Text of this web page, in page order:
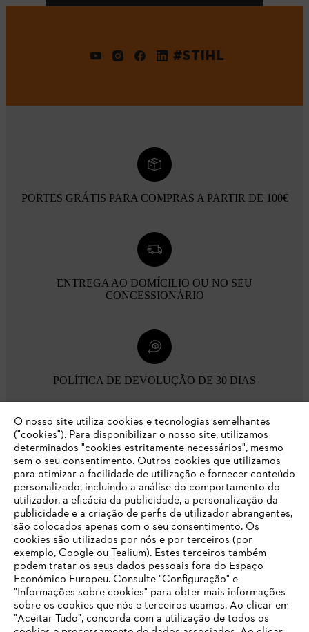
#STIHL
PORTES GRÁTIS PARA COMPRAS A PARTIR DE 100€
ENTREGA AO DOMÍCILIO OU NO SEU
CONCESSIONÁRIO
POLÍTICA DE DEVOLUÇÃO DE 30 DIAS
Opções de pagamento
Empresa
FAQs Loja Online
O SEU NAVEGADOR NÃO SUPORTA
ESTE WEBSITE
O nosso site utiliza cookies e tecnologias semelhantes
("cookies"). Para disponibilizar o nosso site, utilizamos
determinados "cookies estritamente necessários", mesmo
sem o seu consentimento. Outros cookies que utilizamos
para otimizar a facilidade de utilização e fornecer conteúdo
personalizado, incluindo a análise do comportamento do
utilizador, a eficácia da publicidade, a personalização da
publicidade e a criação de perfis de utilizador abrangentes,
são colocados apenas com o seu consentimento. Os
cookies são utilizados por nós e por terceiros (por
exemplo, Google ou Tealium). Estes terceiros também
podem tratar os seus dados pessoais fora do Espaço
Económico Europeu. Consulte "Configuração" e
"Informações sobre cookies" para obter mais informações
sobre os cookies que nós e terceiros usamos. Ao clicar em
"Aceitar Tudo", concorda com a utilização de todos os